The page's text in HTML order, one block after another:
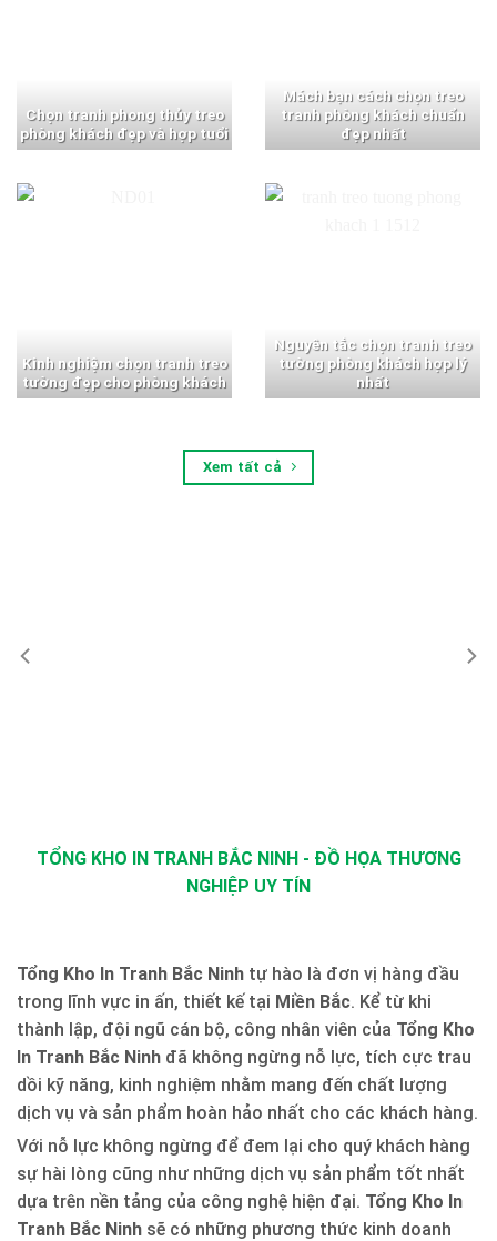
Chọn tranh phong thủy treo
phòng khách đẹp và hợp tuổi
Mách bạn cách chọn treo
tranh phòng khách chuẩn
đẹp nhất
Kinh nghiệm chọn tranh treo
tường đẹp cho phòng khách
Nguyên tắc chọn tranh treo
tường phòng khách hợp lý
nhất
Xem tất cả
TỔNG KHO IN TRANH BẮC NINH - ĐỒ HỌA THƯƠNG
NGHIỆP UY TÍN
Tổng Kho In Tranh Bắc Ninh tự hào là đơn vị hàng đầu
trong lĩnh vực in ấn, thiết kế tại Miền Bắc. Kể từ khi
thành lập, đội ngũ cán bộ, công nhân viên của Tổng Kho
In Tranh Bắc Ninh đã không ngừng nỗ lực, tích cực trau
dồi kỹ năng, kinh nghiệm nhằm mang đến chất lượng
dịch vụ và sản phẩm hoàn hảo nhất cho các khách hàng.
Với nỗ lực không ngừng để đem lại cho quý khách hàng
sự hài lòng cũng như những dịch vụ sản phẩm tốt nhất
dựa trên nền tảng của công nghệ hiện đại. Tổng Kho In
Tranh Bắc Ninh sẽ có những phương thức kinh doanh